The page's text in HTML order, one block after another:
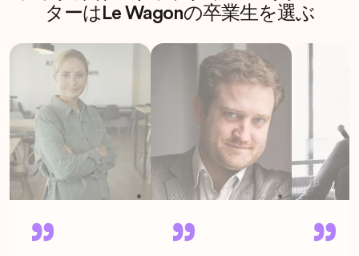
ターはLe Wagonの卒業生を選ぶ